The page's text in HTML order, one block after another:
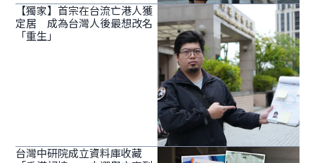
【獨家】首宗在台流亡港人獲
定居 成為台灣人後最想改名
「重生」
台灣中研院成立資料庫收藏